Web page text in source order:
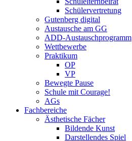
Schülervertretung
Gutenberg digital
Austausche am GG
ADD-Austauschprogramm
Wettbewerbe
Praktikum
OP
VP
Bewegte Pause
Schule mit Courage!
AGs
Fachbereiche
Ästhetische Fächer
Bildende Kunst
Darstellendes Spiel